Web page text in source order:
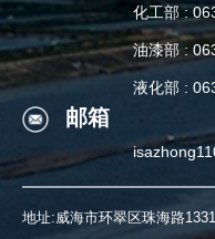
咨询电话
化
液
化工部 :
油漆部 :
液化部 :
邮箱
地址:威海市环翠区珠海路